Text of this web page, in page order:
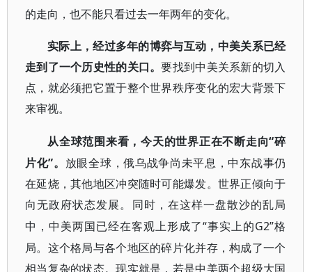
的走向，也不能只看过去一年两年的变化。
实际上，经过多年的博弈与互动，中美关系已经
走到了一个历史性的关口。要找到中美关系新的切入
点，就必须把它置于整个世界秩序变化的宏大背景下
来审视。
从全球范围来看，今天的世界正在不断走向“碎
片化”。
放眼全球，俄乌战争尚未平息，中东战事仍
在延烧，其他地区冲突随时可能爆发。世界正倾向于
向无政府状态发展。同时，在这样一盘散沙的乱局
中，中美两国已经在客观上形成了“事实上的G2”格
局。这个格局与各个地区的碎片化并存，构成了一个
相当复杂的状态。现实就是，若是中美两个超级大国